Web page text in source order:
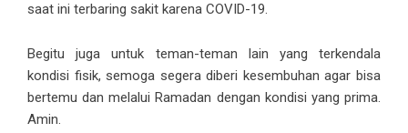
saat ini terbaring sakit karena COVID-19.
Begitu juga untuk teman-teman lain yang terkendala
kondisi fisik, semoga segera diberi kesembuhan agar bisa
bertemu dan melalui Ramadan dengan kondisi yang prima.
Amin.